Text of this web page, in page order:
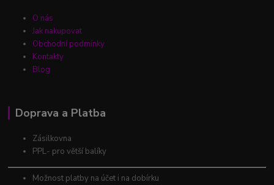
O nás
Jak nakupovat
Obchodní podmínky
Kontakty
Blog
Doprava a Platba
Zásilkovna
PPL- pro větší balíky
Možnost platby na účet i na dobírku